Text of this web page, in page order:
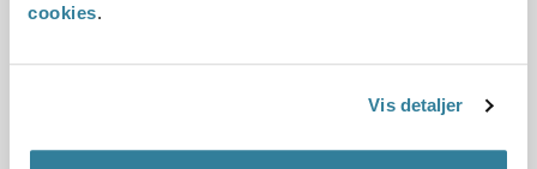
cookies.
Vis detaljer